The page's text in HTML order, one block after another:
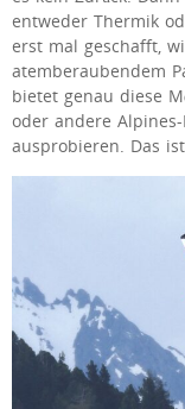
entweder Thermik
erst mal geschafft,
atemberaubendem
bietet genau diese
oder andere
ausprobieren. Das